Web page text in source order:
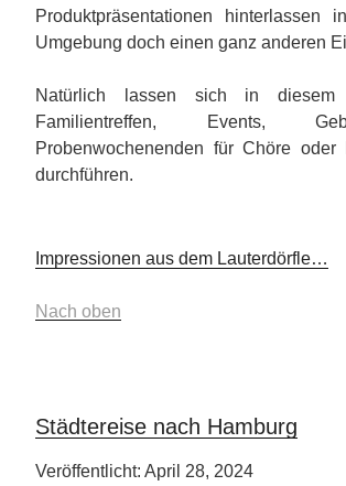
Produktpräsentationen hinterlassen
Umgebung doch einen ganz anderen
Natürlich lassen sich in diesem
Familientreffen, Events,
Probenwochenenden für Chöre oder
durchführen.
Impressionen aus dem Lauterdörfle…
Nach oben
Städtereise nach Hamburg
Veröffentlicht: April 28, 2024